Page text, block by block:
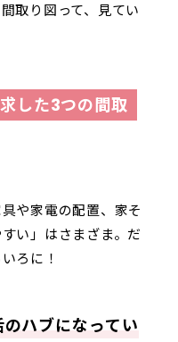
取り図って、見てい
した3つの間取
や家電の配置、家そ
い」はさまざま。だ
ろに！
ハブになってい